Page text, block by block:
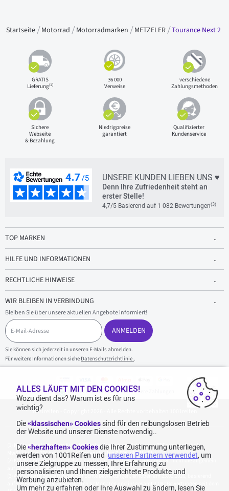
Startseite Motorrad Motorradmarken METZELER Tourance Next 2
GRATIS
Lieferung(1)
36 000
Verweise
verschiedene
Zahlungsmethoden
Sichere
Webseite
& Bezahlung
Niedrigpreise
garantiert
Qualifizierter
Kundenservice
UNSERE KUNDEN LIEBEN UNS ♥
Denn Ihre Zufriedenheit steht an
erster Stelle!
4,7/5 Basierend auf 1 082 Bewertungen(3)
TOP MARKEN
HILFE UND INFORMATIONEN
RECHTLICHE HINWEISE
WIR BLEIBEN IN VERBINDUNG
Bleiben Sie über unsere aktuellen Angebote informiert!
E
-
M
a
i
l
ANMELDEN
Sie können sich jederzeit in unseren E-Mails abmelden.
Für weitere Informationen siehe Datenschutzrichtlinie..
100 % sicherer Einkauf und sichere Zahlungen
1001reifen - Copyright 2026 - Alle Rechte vorbehalten 1001reifen
Kostenlose Lieferung: für jeden Einkauf mit einem Betrag von 70€ oder mehr (inkl.
MwSt.) (unter 70€ betragen die Versandkosten 7,90€ inkl. MwSt.).
Katalogpreise des Herstellers sind nicht rabattierbar. Dies spiegelt nicht die allgemein
auf dieser Webseite angegebenen Preise wider.
Aggregierte Bewertungen von Echte Bewertungen, erhoben am 23.02.2026, basierend
auf 939 Bewertungen in den letzten 12 Monaten und insgesamt 1.082 Bewertungen seit dem
ALLES LÄUFT MIT DEN COOKIES!
Wozu dient das? Warum ist es für uns
wichtig?
Die«klassischen» Cookiessind für den reibungslosen Betrieb
der Website und unserer Dienste notwendig..
Die«herzhaften» Cookies die Ihrer Zustimmung unterliegen,
werden von 1001Reifen und unseren Partnern verwendet, um
unsere Zielgruppe zu messen, Ihre Erfahrung zu
personalisieren und Ihnen zielgerichtete Produkte und
Werbung anzubieten.
Um mehr zu erfahren oder Ihre Auswahl zu ändern, lesen Sie